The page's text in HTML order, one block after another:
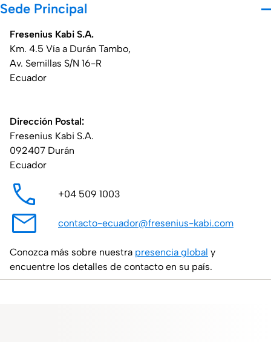
Sede Principal
Fresenius Kabi S.A.​
Km. 4.5 Vía a Durán Tambo,
Av. Semillas S/N 16-R
Ecuador
Dirección Postal:​
Fresenius Kabi S.A.
092407 Durán
Ecuador
​​​​​+04 509 1003
contacto-ecuador@fresenius-kabi.com
Conozca más sobre nuestra presencia global y
encuentre los detalles de contacto en su país.